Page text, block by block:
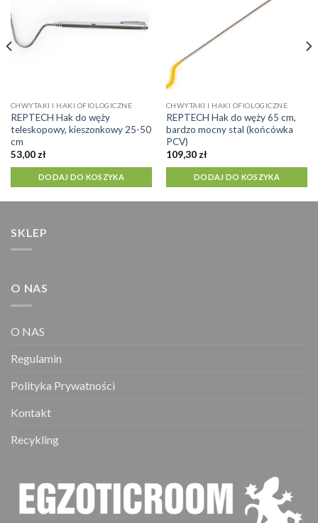
CHWYTAKI I HAKI OFIOLOGICZNE
REPTECH Hak do węży
teleskopowy, kieszonkowy 25-50
cm
53,00 zł
DODAJ DO KOSZYKA
CHWYTAKI I HAKI OFIOLOGICZNE
REPTECH Hak do węży 65 cm,
bardzo mocny stal (końcówka
PCV)
109,30 zł
DODAJ DO KOSZYKA
SKLEP
O NAS
O NAS
Regulamin
Polityka Prywatności
Kontakt
Recykling